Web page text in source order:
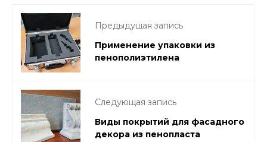
Предыдущая запись
Применение упаковки из
пенополиэтилена
Следующая запись
Виды покрытий для фасадного
декора из пенопласта